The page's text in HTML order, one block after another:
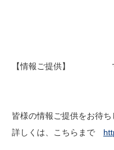
【情報ご提供】 マ
皆様の情報ご提供をお待ち
詳しくは、こちらまで